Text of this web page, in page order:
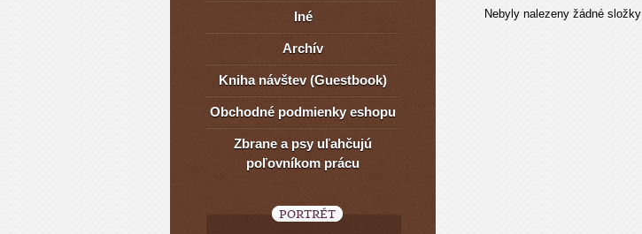
Nebyly nalezeny žádné složky
Iné
Archív
Kniha návštev (Guestbook)
Obchodné podmienky eshopu
Zbrane a psy uľahčujú
poľovníkom prácu
PORTRÉT